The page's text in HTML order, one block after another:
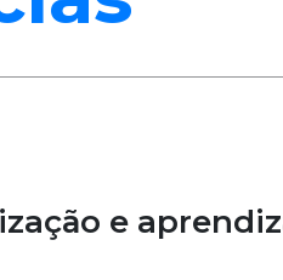
e